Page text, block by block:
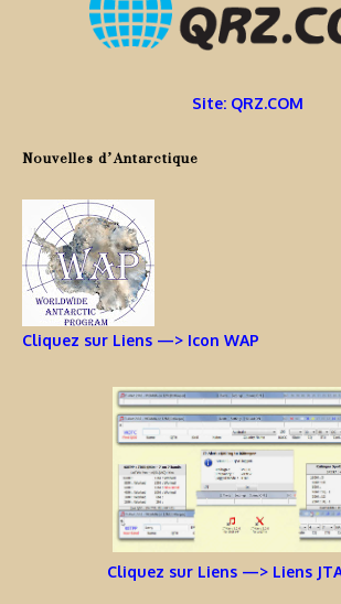
Site: QRZ.COM
Nouvelles d’Antarctique
Cliquez sur Liens —> Icon WAP
Cliquez sur Liens —> Liens